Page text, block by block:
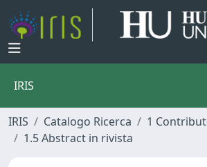
IRIS
IRIS Catalogo Ricerca
1
1.5 Abstract in rivista